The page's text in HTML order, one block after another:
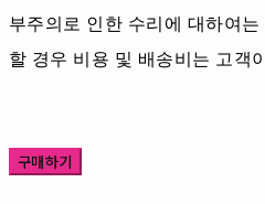
부주의로 인한 수리에 대하여
할 경우 비용 및 배송비는 고객
구매하기